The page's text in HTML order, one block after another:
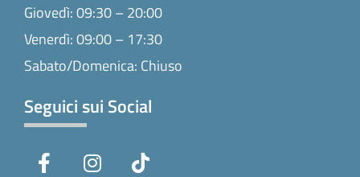
Giovedì: 09:30 – 20:00
Venerdì: 09:00 – 17:30
Sabato/Domenica: Chiuso
Seguici sui Social
a
n
i